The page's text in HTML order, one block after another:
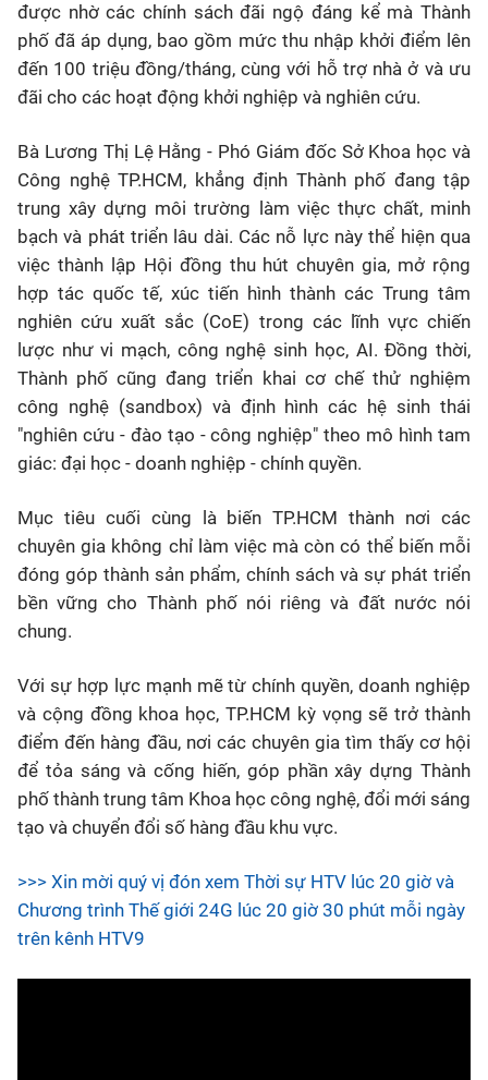
được nhờ các chính sách đãi ngộ đáng kể mà Thành
phố đã áp dụng, bao gồm mức thu nhập khởi điểm lên
đến 100 triệu đồng/tháng, cùng với hỗ trợ nhà ở và ưu
đãi cho các hoạt động khởi nghiệp và nghiên cứu.
Bà Lương Thị Lệ Hằng - Phó Giám đốc Sở Khoa học và
Công nghệ TP.HCM, khẳng định Thành phố đang tập
trung xây dựng môi trường làm việc thực chất, minh
bạch và phát triển lâu dài. Các nỗ lực này thể hiện qua
việc thành lập Hội đồng thu hút chuyên gia, mở rộng
hợp tác quốc tế, xúc tiến hình thành các Trung tâm
nghiên cứu xuất sắc (CoE) trong các lĩnh vực chiến
lược như vi mạch, công nghệ sinh học, AI. Đồng thời,
Thành phố cũng đang triển khai cơ chế thử nghiệm
công nghệ (sandbox) và định hình các hệ sinh thái
"nghiên cứu - đào tạo - công nghiệp" theo mô hình tam
giác: đại học - doanh nghiệp - chính quyền.
Mục tiêu cuối cùng là biến TP.HCM thành nơi các
chuyên gia không chỉ làm việc mà còn có thể biến mỗi
đóng góp thành sản phẩm, chính sách và sự phát triển
bền vững cho Thành phố nói riêng và đất nước nói
chung.
Với sự hợp lực mạnh mẽ từ chính quyền, doanh nghiệp
và cộng đồng khoa học, TP.HCM kỳ vọng sẽ trở thành
điểm đến hàng đầu, nơi các chuyên gia tìm thấy cơ hội
để tỏa sáng và cống hiến, góp phần xây dựng Thành
phố thành trung tâm Khoa học công nghệ, đổi mới sáng
tạo và chuyển đổi số hàng đầu khu vực.
>>> Xin mời quý vị đón xem Thời sự HTV lúc 20 giờ và
Chương trình Thế giới 24G lúc 20 giờ 30 phút mỗi ngày
trên kênh HTV9